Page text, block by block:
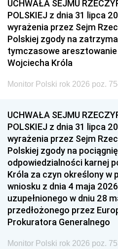
UCHWAŁA SEJMU
POLSKIEJ z dnia 31 lipca
wyrażenia przez Sejm
Polskiej zgody na
tymczasowe aresztowanie
Wojciecha Króla
Monitor Polski rok 2026 poz.
UCHWAŁA SEJMU
POLSKIEJ z dnia 31 lipca
wyrażenia przez Sejm
Polskiej zgody na
odpowiedzialności karnej
Króla za czyn określony w
wniosku z dnia 4 maja
uzupełnionego w dniu 28
przedłożonego przez
Prokuratora Generalnego
Monitor Polski rok 2026 poz.